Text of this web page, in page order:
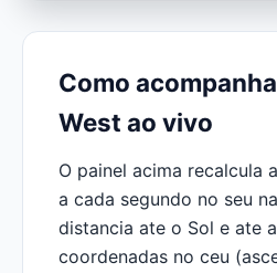
Como
West ao vivo
O painel acima recalcula
a cada segundo no seu
distancia ate o Sol e ate
coordenadas no ceu